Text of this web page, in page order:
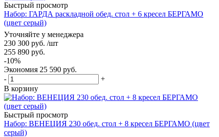
Быстрый просмотр
Набор: ГАРДА раскладной обед. стол + 6 кресел БЕРГАМО
(цвет серый)
Уточняйте у менеджера
230 300 руб. /шт
255 890 руб.
-10%
Экономия 25 590 руб.
-
+
В корзину
Быстрый просмотр
Набор: ВЕНЕЦИЯ 230 обед. стол + 8 кресел БЕРГАМО (цвет
серый)